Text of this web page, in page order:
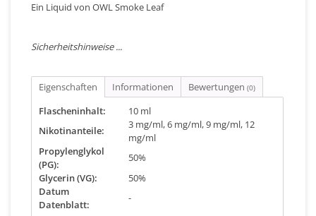
Ein Liquid von OWL Smoke Leaf
Sicherheitshinweise ...
Eigenschaften Informationen Bewertungen (0)
Flascheninhalt:
10 ml
Nikotinanteile:
3 mg/ml, 6 mg/ml, 9 mg/ml, 12
mg/ml
Propylenglykol
(PG):
50%
Glycerin (VG):
50%
Datum
Datenblatt:
-